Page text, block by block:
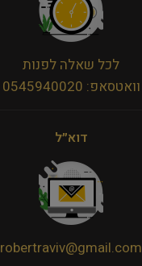
לכל שאלה לפנות
וואטסאפ: 0545940020
דוא״ל
robertraviv@gmail.com